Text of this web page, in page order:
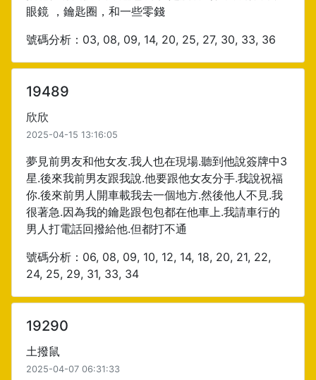
眼鏡 ，鑰匙圈，和一些零錢
號碼分析：03, 08, 09, 14, 20, 25, 27, 30, 33, 36
19489
欣欣
2025-04-15 13:16:05
夢見前男友和他女友.我人也在現場.聽到他說簽牌中3
星.後來我前男友跟我說.他要跟他女友分手.我說祝福
你.後來前男人開車載我去一個地方.然後他人不見.我
很著急.因為我的鑰匙跟包包都在他車上.我請車行的
男人打電話回撥給他.但都打不通
號碼分析：06, 08, 09, 10, 12, 14, 18, 20, 21, 22,
24, 25, 29, 31, 33, 34
19290
土撥鼠
2025-04-07 06:31:33